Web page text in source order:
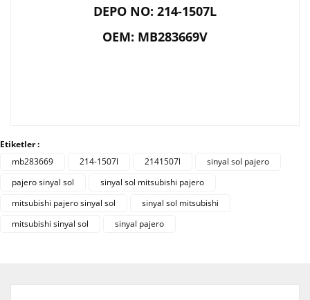
DEPO NO: 214-1507L
OEM: MB283669V
Yorum Yaz
Görüş ve önerileriniz için teşekkür ederiz.
Etiketler :
mb283669
214-1507l 2141507l
sinyal sol pajero
pajero sinyal sol
sinyal sol mitsubishi pajero
mitsubishi pajero sinyal sol
sinyal sol mitsubishi
mitsubishi sinyal sol
sinyal pajero